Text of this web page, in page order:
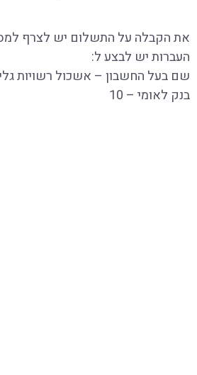
את הקבלה על התשלום יש לצרף
העברות יש לבצע ל:
שם בעל החשבון – אשכול רשויות
בנק לאומי – 10